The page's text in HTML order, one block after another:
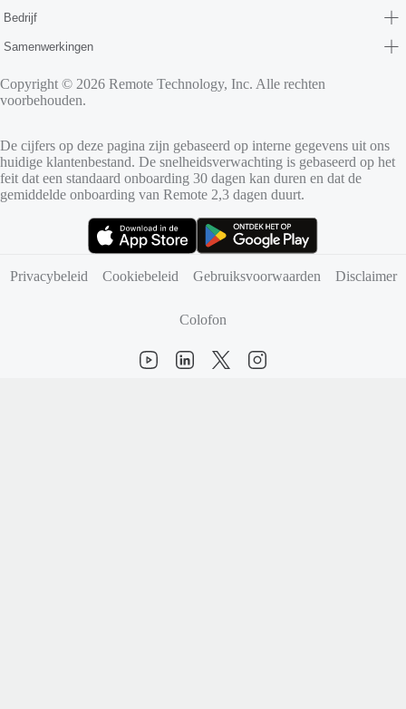
Bedrijf
Samenwerkingen
Copyright © 2026 Remote Technology, Inc. Alle rechten
voorbehouden.
De cijfers op deze pagina zijn gebaseerd op interne gegevens uit ons
huidige klantenbestand. De snelheidsverwachting is gebaseerd op het
feit dat een standaard onboarding 30 dagen kan duren en dat de
gemiddelde onboarding van Remote 2,3 dagen duurt.
Privacybeleid
Cookiebeleid Gebruiksvoorwaarden Disclaimer
Colofon